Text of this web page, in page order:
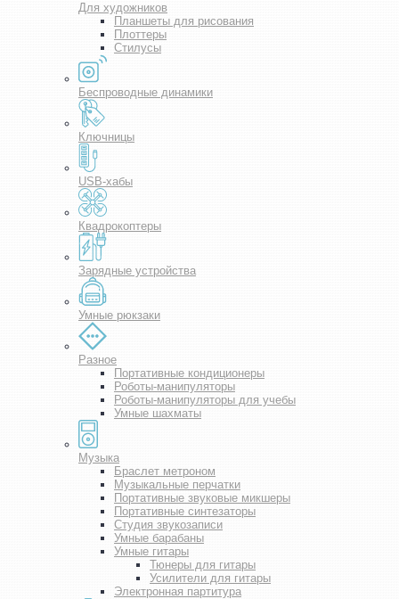
Для художников
Планшеты для рисования
Плоттеры
Стилусы
Беспроводные динамики
Ключницы
USB-хабы
Квадрокоптеры
Зарядные устройства
Умные рюкзаки
Разное
Портативные кондиционеры
Роботы-манипуляторы
Роботы-манипуляторы для учебы
Умные шахматы
Музыка
Браслет метроном
Музыкальные перчатки
Портативные звуковые микшеры
Портативные синтезаторы
Студия звукозаписи
Умные барабаны
Умные гитары
Тюнеры для гитары
Усилители для гитары
Электронная партитура